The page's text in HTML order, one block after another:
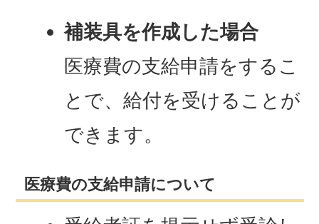
補装具を作成した場合
医療費の支給申請をするこ
とで、給付を受けることが
できます。
医療費の支給申請について